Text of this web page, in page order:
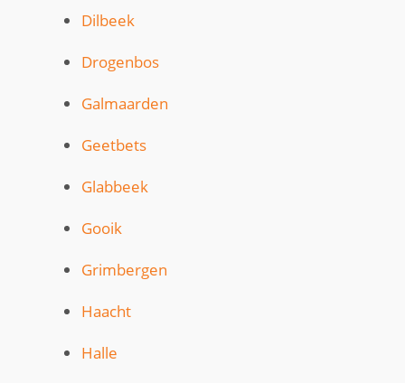
Dilbeek
Drogenbos
Galmaarden
Geetbets
Glabbeek
Gooik
Grimbergen
Haacht
Halle